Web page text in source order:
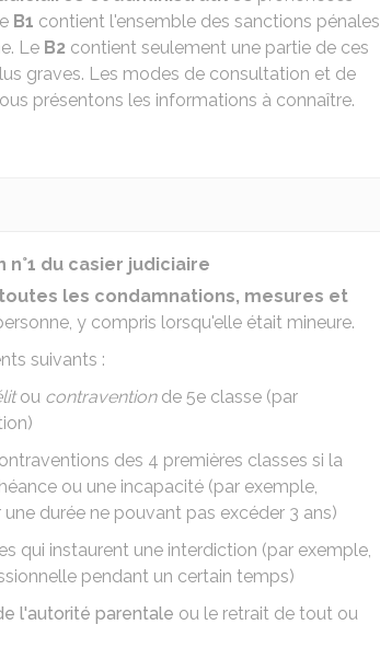
B1 contient l'ensemble des sanctions pénales
Le B2 contient seulement une partie de ces
graves. Les modes de consultation et de
présentons les informations à connaître.
du casier judiciaire
toutes les condamnations, mesures et
y compris lorsqu'elle était mineure.
suivants :
ou contraventionde 5e classe (par
des 4 premières classes si la
ou une incapacité (par exemple,
durée ne pouvant pas excéder 3 ans)
qui instaurent une interdiction (par exemple,
pendant un certain temps)
l'autorité parentale ou le retrait de tout ou